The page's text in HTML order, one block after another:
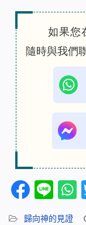
如果您
隨時與我們
歸向神的見證